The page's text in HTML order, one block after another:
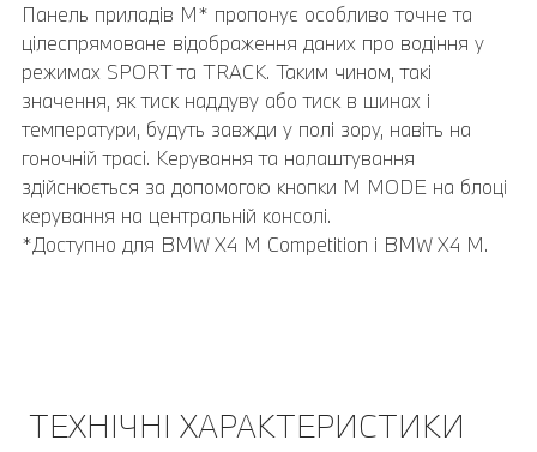
Панель приладів M* пропонує особливо точне та
цілеспрямоване відображення даних про водіння у
режимах SPORT та TRACK. Таким чином, такі
значення, як тиск наддуву або тиск в шинах і
температури, будуть завжди у полі зору, навіть на
гоночній трасі. Керування та налаштування
здійснюється за допомогою кнопки M MODE на блоці
керування на центральній консолі.
*Доступно для BMW X4 M Competition і BMW X4 M.
Асистент паркування Plus полегшує паркування та
маневрування автомобілем. Він має систему Surround
View, що включає вид зверху, панорамний вид,
віддалений тривимірний перегляд, а також допоміжну
систему паркування, функцію екстреного гальмування
Active Park Distance Control, асистент паркування з
поздовжнім і поперечним веденням та асистент
заднього ходу.
ТЕХНІЧНІ ХАРАКТЕРИСТИКИ